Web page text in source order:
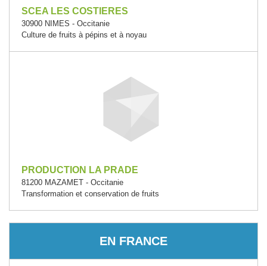
SCEA LES COSTIERES
30900 NIMES - Occitanie
Culture de fruits à pépins et à noyau
PRODUCTION LA PRADE
81200 MAZAMET - Occitanie
Transformation et conservation de fruits
EN FRANCE